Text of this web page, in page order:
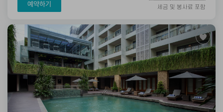
예약하기 세금 및 봉사료 포함